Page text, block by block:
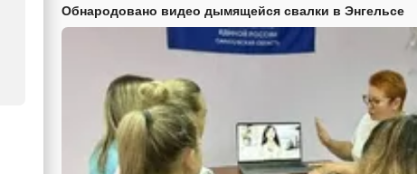
Обнародовано видео дымящейся свалки в Энгельсе